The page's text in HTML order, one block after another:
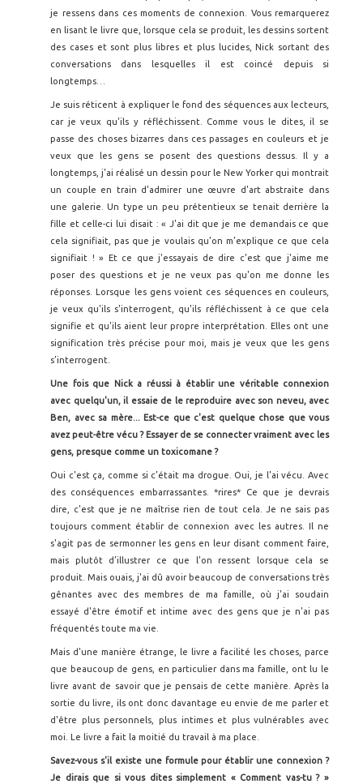
je ressens dans ces moments de connexion. Vous remarquerez
en lisant le livre que, lorsque cela se produit, les dessins sortent
des cases et sont plus libres et plus lucides, Nick sortant des
conversations dans lesquelles il est coincé depuis si
longtemps…
Je suis réticent à expliquer le fond des séquences aux lecteurs,
car je veux qu'ils y réfléchissent. Comme vous le dites, il se
passe des choses bizarres dans ces passages en couleurs et je
veux que les gens se posent des questions dessus. Il y a
longtemps, j'ai réalisé un dessin pour le New Yorker qui montrait
un couple en train d'admirer une œuvre d'art abstraite dans
une galerie. Un type un peu prétentieux se tenait derrière la
fille et celle-ci lui disait : « J'ai dit que je me demandais ce que
cela signifiait, pas que je voulais qu’on m’explique ce que cela
signifiait ! » Et ce que j'essayais de dire c'est que j'aime me
poser des questions et je ne veux pas qu'on me donne les
réponses. Lorsque les gens voient ces séquences en couleurs,
je veux qu'ils s'interrogent, qu'ils réfléchissent à ce que cela
signifie et qu'ils aient leur propre interprétation. Elles ont une
signification très précise pour moi, mais je veux que les gens
s’interrogent.
Une fois que Nick a réussi à établir une véritable connexion
avec quelqu'un, il essaie de le reproduire avec son neveu, avec
Ben, avec sa mère... Est-ce que c'est quelque chose que vous
avez peut-être vécu ? Essayer de se connecter vraiment avec les
gens, presque comme un toxicomane ?
Oui c'est ça, comme si c’était ma drogue. Oui, je l'ai vécu. Avec
des conséquences embarrassantes. *rires* Ce que je devrais
dire, c'est que je ne maîtrise rien de tout cela. Je ne sais pas
toujours comment établir de connexion avec les autres. Il ne
s'agit pas de sermonner les gens en leur disant comment faire,
mais plutôt d’illustrer ce que l'on ressent lorsque cela se
produit. Mais ouais, j'ai dû avoir beaucoup de conversations très
gênantes avec des membres de ma famille, où j'ai soudain
essayé d'être émotif et intime avec des gens que je n'ai pas
fréquentés toute ma vie.
Mais d'une manière étrange, le livre a facilité les choses, parce
que beaucoup de gens, en particulier dans ma famille, ont lu le
livre avant de savoir que je pensais de cette manière. Après la
sortie du livre, ils ont donc davantage eu envie de me parler et
d'être plus personnels, plus intimes et plus vulnérables avec
moi. Le livre a fait la moitié du travail à ma place.
Savez-vous s'il existe une formule pour établir une connexion ?
Je dirais que si vous dites simplement « Comment vas-tu? »